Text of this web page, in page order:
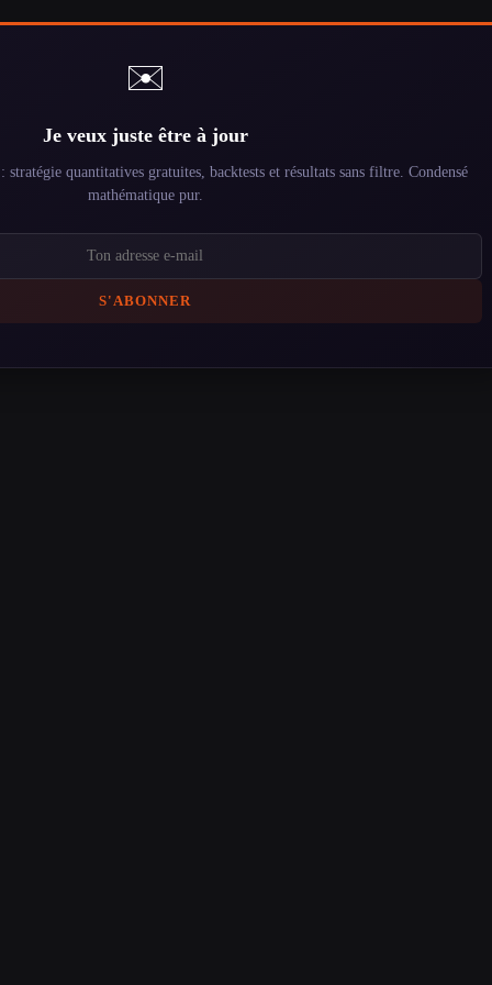
✉️
Je veux juste être à jour
stratégie quantitatives gratuites, backtests et résultats sans filtre. Condensé
mathématique pur.
S'ABONNER